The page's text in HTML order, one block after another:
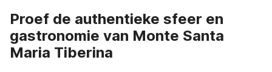
Proef de authentieke sfeer en
gastronomie van Monte Santa
Maria Tiberina